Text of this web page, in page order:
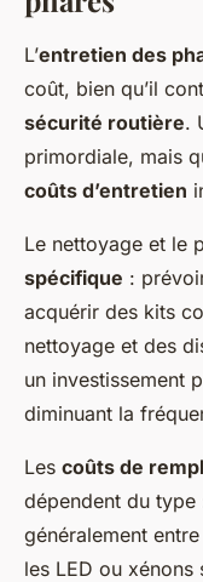
L’entretien des
coût, bien qu’il
sécurité routière.
primordiale, mais
coûts d’entretien
Le nettoyage et le
spécifique :
acquérir des kits
nettoyage et des
un investissement
diminuant la
Les coûts de
dépendent du type
généralement
les LED ou